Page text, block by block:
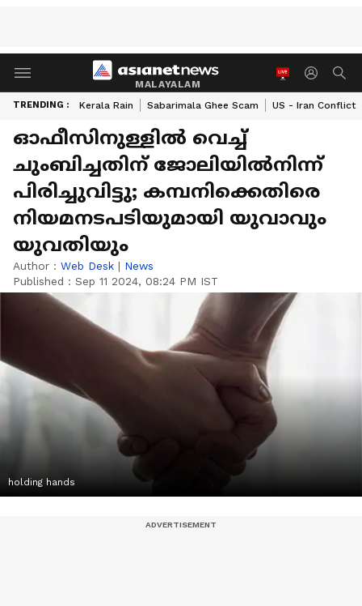
MALAYALAM
TRENDING : Kerala Rain Sabarimala Ghee Scam US - Iran Conflict
ഓഫീസിനുള്ളിൽ വെച്ച്
ചുംബിച്ചതിന് ജോലിയിൽനിന്ന്
പിരിച്ചുവിട്ടു; കമ്പനിക്കെതിരെ
നിയമനടപടിയുമായി യുവാവും
യുവതിയും
Author : Web Desk | News
Published : Sep 11 2024, 08:24 PM IST
holding hands